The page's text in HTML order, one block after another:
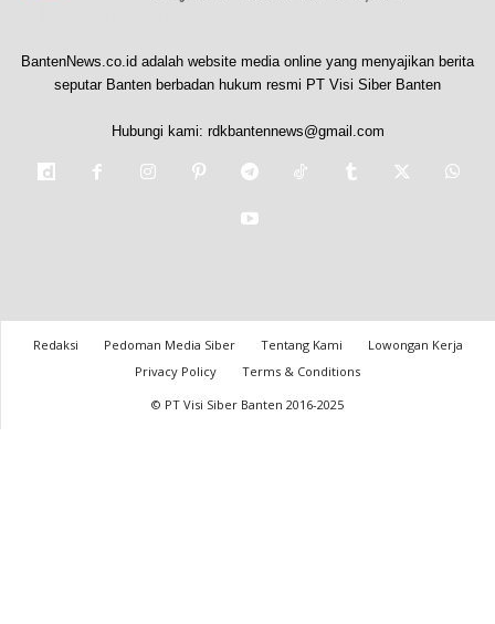
BantenNews.co.id adalah website media online yang menyajikan berita
seputar Banten berbadan hukum resmi PT Visi Siber Banten
Hubungi kami: rdkbantennews@gmail.com
Redaksi Pedoman Media Siber Tentang Kami
Lowongan Kerja
Privacy Policy
Terms & Conditions
© PT Visi Siber Banten 2016-2025